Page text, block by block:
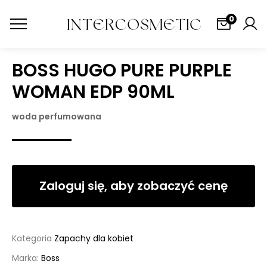
0
BOSS HUGO PURE PURPLE
WOMAN EDP 90ML
woda perfumowana
Zaloguj się, aby zobaczyć cenę
Kategoria Zapachy dla kobiet
Marka: Boss